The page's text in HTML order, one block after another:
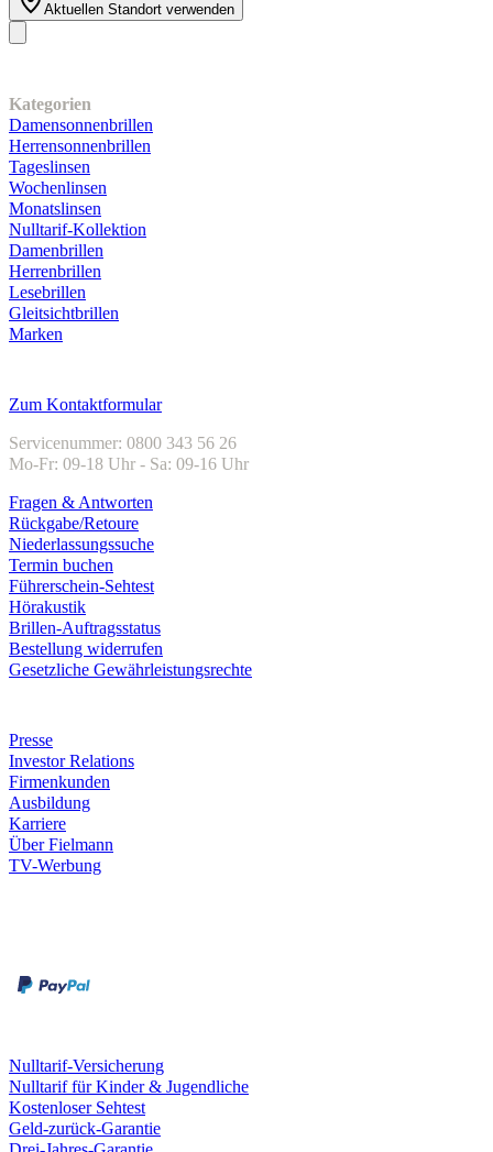
Aktuellen Standort verwenden
Kategorien
Damensonnenbrillen
Herrensonnenbrillen
Tageslinsen
Wochenlinsen
Monatslinsen
Nulltarif-Kollektion
Damenbrillen
Herrenbrillen
Lesebrillen
Gleitsichtbrillen
Marken
Zum Kontaktformular
Servicenummer: 0800 343 56 26
Mo-Fr: 09-18 Uhr - Sa: 09-16 Uhr
Fragen & Antworten
Rückgabe/Retoure
Niederlassungssuche
Termin buchen
Führerschein-Sehtest
Hörakustik
Brillen-Auftragsstatus
Bestellung widerrufen
Gesetzliche Gewährleistungsrechte
Presse
Investor Relations
Firmenkunden
Ausbildung
Karriere
Über Fielmann
TV-Werbung
Nulltarif-Versicherung
Nulltarif für Kinder & Jugendliche
Kostenloser Sehtest
Geld-zurück-Garantie